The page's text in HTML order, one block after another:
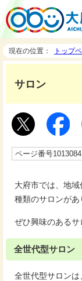
現在の位置： トップ
サロン
ページ番号1013084
大府市では、地
種類のサロンがあ
ぜひ興味のあるサ
全世代型サロン
全世代型サロン